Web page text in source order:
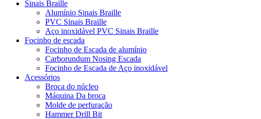
Sinais Braille
Alumínio Sinais Braille
PVC Sinais Braille
Aço inoxidável PVC Sinais Braille
Focinho de escada
Focinho de Escada de alumínio
Carborundum Nosing Escada
Focinho de Escada de Aço inoxidável
Acessórios
Broca do núcleo
Máquina Da broca
Molde de perfuração
Hammer Drill Bit